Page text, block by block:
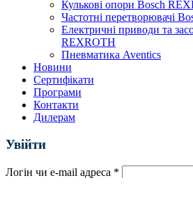
Кулькові опори Bosch
Частотні перетворювачі
Електричні приводи та
REXROTH
Пневматика Aventics
Новини
Сертифікати
Програми
Контакти
Дилерам
Увійти
Логін чи e-mail адреса *